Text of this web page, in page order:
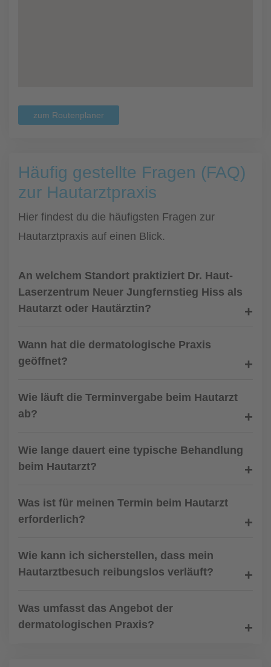
zum Routenplaner
Häufig gestellte Fragen (FAQ)
zur Hautarztpraxis
Hier findest du die häufigsten Fragen zur
Hautarztpraxis auf einen Blick.
An welchem Standort praktiziert Dr. Haut-
Laserzentrum Neuer Jungfernstieg Hiss als
Hautarzt oder Hautärztin?
Wann hat die dermatologische Praxis
geöffnet?
Wie läuft die Terminvergabe beim Hautarzt
ab?
Wie lange dauert eine typische Behandlung
beim Hautarzt?
Was ist für meinen Termin beim Hautarzt
erforderlich?
Wie kann ich sicherstellen, dass mein
Hautarztbesuch reibungslos verläuft?
Was umfasst das Angebot der
dermatologischen Praxis?